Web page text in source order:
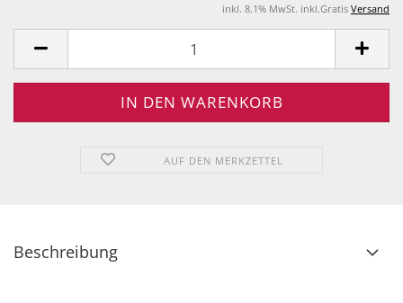
inkl. 8.1% MwSt. inkl.Gratis Versand
AUF DEN MERKZETTEL
Beschreibung